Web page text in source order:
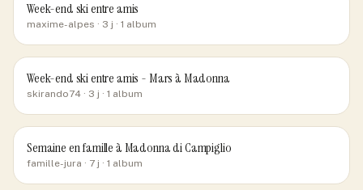
Week-end ski entre amis
maxime-alpes · 3 j · 1 album
Week-end ski entre amis - Mars à Madonna
skirando74 · 3 j · 1 album
Semaine en famille à Madonna di Campiglio
famille-jura · 7 j · 1 album